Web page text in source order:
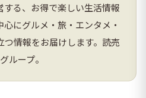
る、お得で楽しい生活情報
にグルメ・旅・エンタメ・
つ情報をお届けします。読売
ループ。